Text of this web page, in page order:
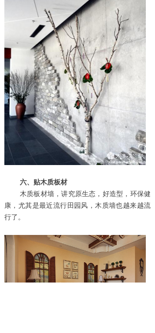
六、贴木质板材
木质板材墙，讲究原生态，好造型，环保健
康，尤其是最近流行田园风，木质墙也越来越流
行了。